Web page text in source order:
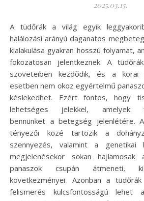
2025.03.15.
A tüdőrák a világ egyik leggyakoribb és legnagyobb
halálozási arányú daganatos
kialakulása gyakran hosszú folyamat,
fokozatosan jelentkeznek. A
szöveteiben kezdődik, és a korai
esetben nem okoz egyértelmű
késlekedhet. Ezért fontos, hogy
lehetséges jelekkel, amelyek
bennünket a betegség jelenlétére.
tényezői közé tartozik a
szennyezés, valamint a genetikai
megjelenésekor sokan
panaszok csupán átmeneti,
következményei. Azonban a
felismerés kulcsfontosságú lehet